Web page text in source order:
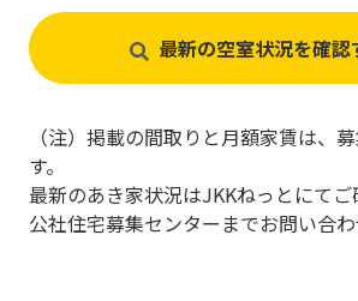
最新の空室状況を確認
（注）掲載の間取りと月額家賃は、
す。
最新のあき家状況はJKKねっとにてご
公社住宅募集センターまでお問い合わ